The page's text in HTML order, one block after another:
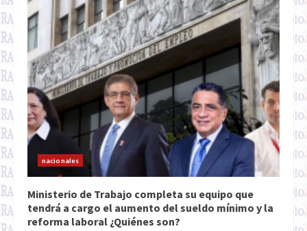
nacionales
Ministerio de Trabajo completa su equipo que
tendrá a cargo el aumento del sueldo mínimo y la
reforma laboral ¿Quiénes son?